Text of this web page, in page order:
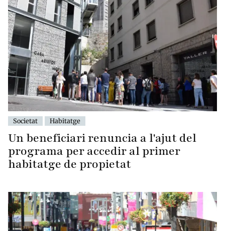
Societat Habitatge
Un beneficiari renuncia a l'ajut del
programa per accedir al primer
habitatge de propietat